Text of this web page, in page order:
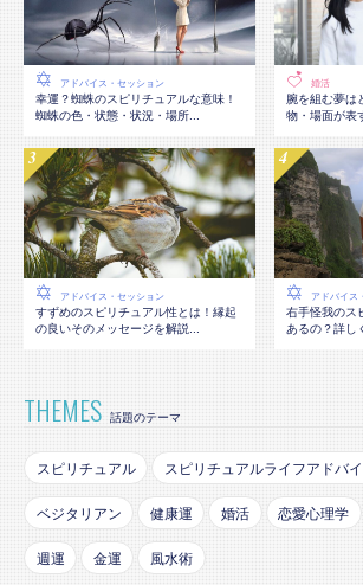
アドバイス・セッション
幸運？蜘蛛のスピリチュアルな意味！
蜘蛛の色・状態・状況・場所...
婚活
腕を組む夢は
物・場面が表
アドバイス・セッション
すずめのスピリチュアル性とは！縁起
の良いそのメッセージを解説...
アドバイス
右手怪我のス
あるの？詳し
THEMES 話題のテーマ
スピリチュアル スピリチュアルライフアドバ
ベジタリアン 健康運 婚活 恋愛心理学
週運 金運 風水術